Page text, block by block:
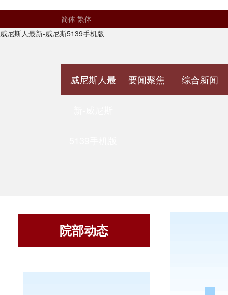
简体 繁体
威尼斯人最新-威尼斯5139手机版
威尼斯人最 要闻聚焦 综合新闻
院部动态